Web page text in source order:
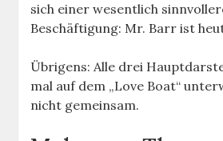
sich einer wesentlich
Beschäftigung: Mr. Barr ist
Übrigens: Alle drei
mal auf dem „Love Boat“
nicht gemeinsam.